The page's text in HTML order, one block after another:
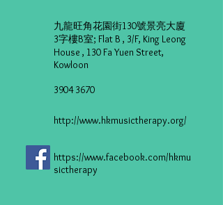
九龍旺角花園街130號景亮大廈
3字樓B室; Flat B , 3/F, King Leong
House , 130 Fa Yuen Street,
Kowloon
3904 3670
http://www.hkmusictherapy.org/
https://www.facebook.com/hkmu
sictherapy